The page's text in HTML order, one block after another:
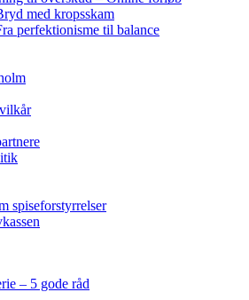
med kropsskam
perfektionisme til balance
spiseforstyrrelser